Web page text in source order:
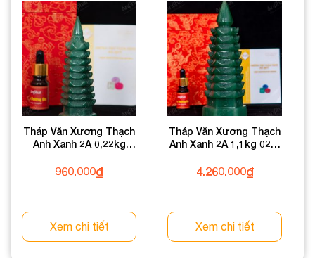
Tháp Văn Xương Thạch
Anh Xanh 2A 0,22kg
024-0932A-0,22
960.000₫
Xem chi tiết
Tháp Văn Xương Thạch
Anh Xanh 2A 1,1kg 024-
0932A-1,1
4.260.000₫
Xem chi tiết